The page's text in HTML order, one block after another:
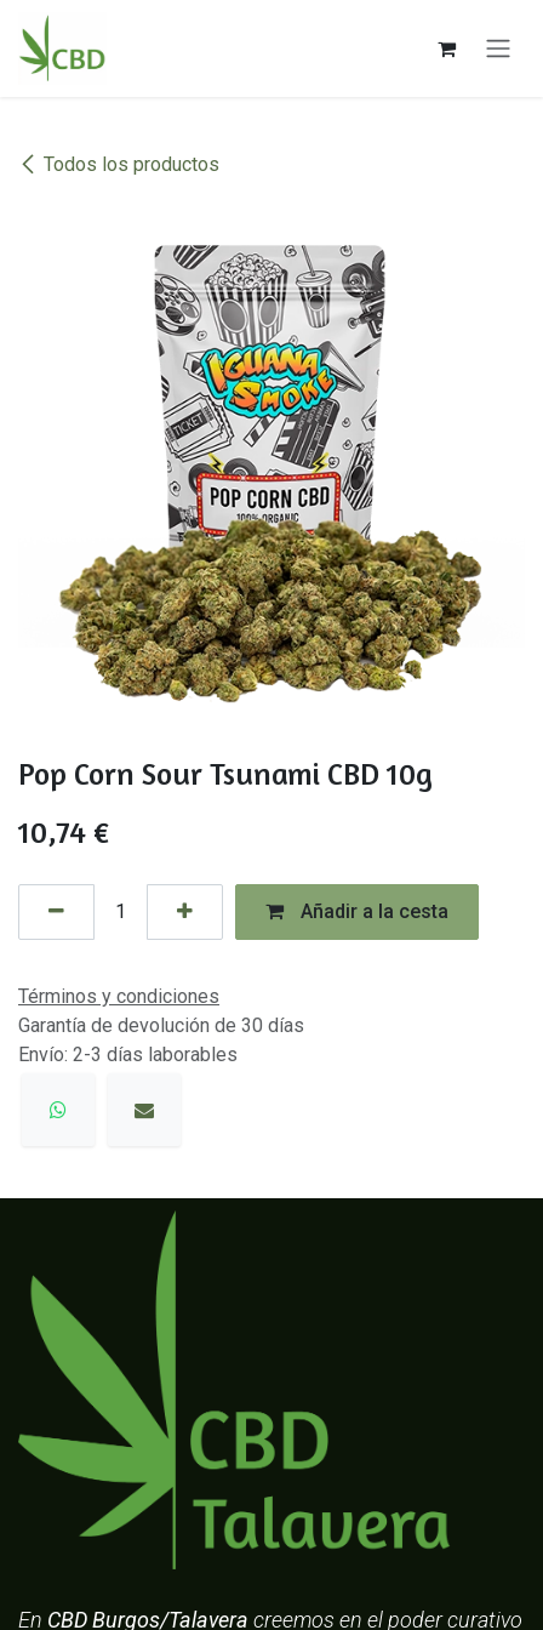
Ir al contenido
Todos los productos
Pop Corn Sour Tsunami CBD 10g
10,74 €
Añadir a la cesta
Términos y condiciones
Garantía de devolución de 30 días
Envío: 2-3 días laborables
En CBD Burgos/Talavera creemos en el poder curativo